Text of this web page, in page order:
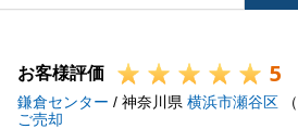
お客様評価 5
鎌倉センター / 神奈川県 横浜市瀬谷区 （
ご売却